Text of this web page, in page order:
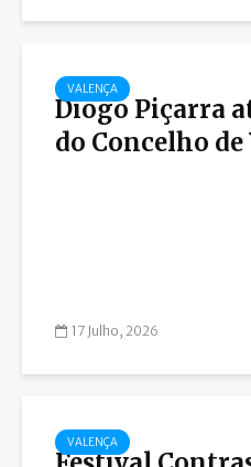
VALENÇA
Diogo Piçarra
do Concelho de
17 Julho, 2026
VALENÇA